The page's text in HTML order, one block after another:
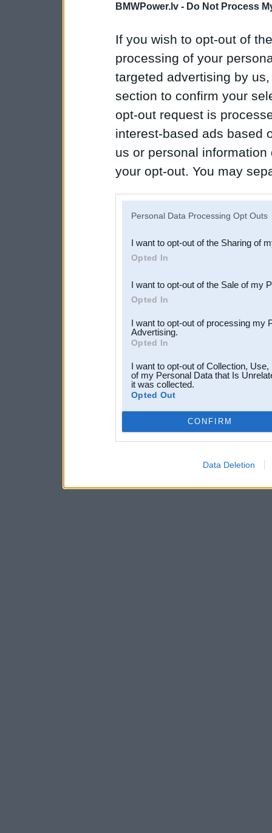
BMWPower.lv - Do Not Process
If you wish to opt-out of
processing of your
targeted advertising by
section to confirm your
opt-out request is
interest-based ads based
us or personal
your opt-out. You may
Downstream Participants
third parties.
Personal Data Processing Opt Outs
I want to opt-out of the Sharing of
Opted In
I want to opt-out of the Sale of my
Opted In
I want to opt-out of processing my
Advertising.
Opted In
I want to opt-out of Collection,
of my Personal Data that Is
it was collected.
Opted Out
CONFIRM
Data Deletion